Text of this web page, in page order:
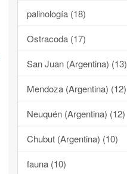
palinología (18)
Ostracoda (17)
San Juan (Argentina) (13)
Mendoza (Argentina) (12)
Neuquén (Argentina) (12)
Chubut (Argentina) (10)
fauna (10)